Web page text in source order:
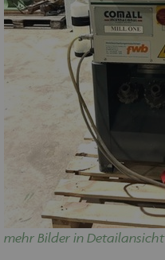
mehr Bilder in Detailansicht